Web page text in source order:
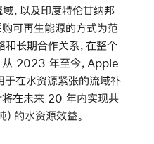
，以及印度特伦甘纳邦
可再生能源的方式为范
长期合作关系，在整个
从 2023 年至今，Apple
在水资源紧张的流域补
将在未来 20 年内实现共
的水资源效益。